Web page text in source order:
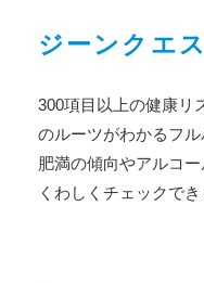
ジーンクエ
300項目以上の健康リ
のルーツがわかるフル
肥満の傾向やアルコ
くわしくチェックでき